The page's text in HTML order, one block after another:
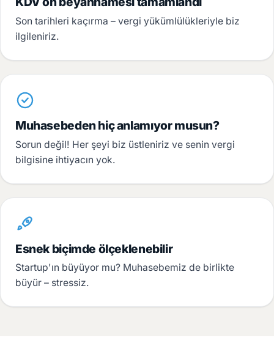
Son tarihleri kaçırma – vergi yükümlülükleriyle biz
ilgileniriz.
Muhasebeden hiç anlamıyor musun?
Sorun değil! Her şeyi biz üstleniriz ve senin vergi
bilgisine ihtiyacın yok.
Esnek biçimde ölçeklenebilir
Startup'ın büyüyor mu? Muhasebemiz de birlikte
büyür – stressiz.